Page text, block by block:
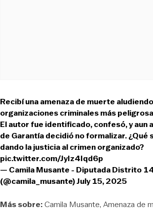
Recibí una amenaza de muerte
organizaciones criminales más
El autor fue identificado, confesó, y aun
de Garantía decidió no formalizar. ¿Qué
dando la justicia al crimen organizado?
pic.twitter.com/JyIz4Iqd6p
— Camila Musante - Diputada Distrito
(@camila_musante)July 15, 2025
Más sobre:Camila Musante Amenaza de